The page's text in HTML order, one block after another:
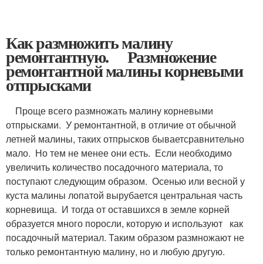
Как размножить малину
ремонтантную. Размножение
ремонтантной малины корневыми
отпрысками
Проще всего размножать малину корневыми
отпрысками. У ремонтантной, в отличие от обычной
летней малины, таких отпрысков бываетсравнительно
мало. Но тем не менее они есть. Если необходимо
увеличить количество посадочного материала, то
поступают следующим образом. Осенью или весной у
куста малины лопатой вырубается центральная часть
корневища. И тогда от оставшихся в земле корней
образуется много поросли, которую и используют как
посадочный материал. Таким образом размножают не
только ремонтантную малину, но и любую другую.